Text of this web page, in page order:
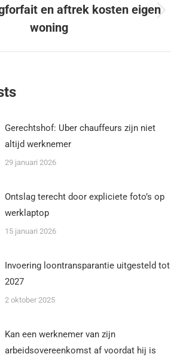
en aftrek kosten eigen
woning
Gerechtshof: Uber chauffeurs zijn niet
altijd werknemer
29 januari 2026
Ontslag terecht door expliciete foto’s op
werklaptop
15 januari 2026
Invoering loontransparantie uitgesteld tot
2027
2 oktober 2025
Kan een werknemer van zijn
arbeidsovereenkomst af voordat hij is